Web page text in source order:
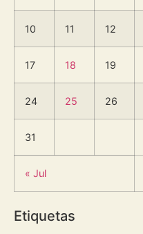
10 11 12
17 18 19
24 25 26
31
« Jul
Etiquetas